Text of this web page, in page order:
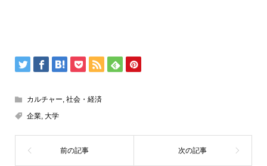
カルチャー, 社会・経済
企業, 大学